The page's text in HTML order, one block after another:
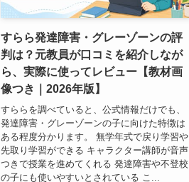
すらら発達障害・グレーゾーンの評
判は？元教員が口コミを紹介しなが
ら、実際に使ってレビュー【教材画
像つき｜2026年版】
すららを調べていると、公式情報だけでも、
発達障害・グレーゾーンの子に向けた特徴は
ある程度分かります。 無学年式で戻り学習や
先取り学習ができる キャラクター講師が音声
つきで授業を進めてくれる 発達障害や不登校
の子にも使いやすいとされている こ...